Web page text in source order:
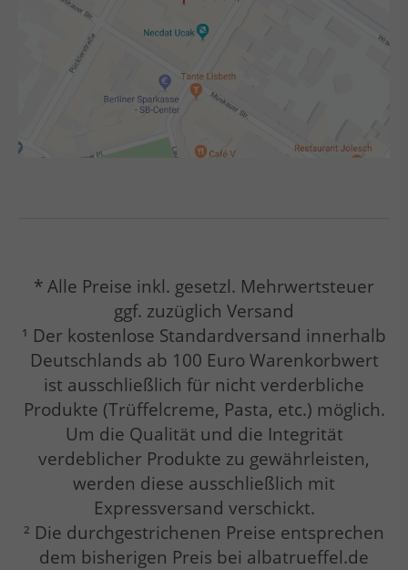
* Alle Preise inkl. gesetzl. Mehrwertsteuer
ggf. zuzüglich Versand
¹ Der kostenlose Standardversand innerhalb
Deutschlands ab 100 Euro Warenkorbwert
ist ausschließlich für nicht verderbliche
Produkte (Trüffelcreme, Pasta, etc.) möglich.
Um die Qualität und die Integrität
verdeblicher Produkte zu gewährleisten,
werden diese ausschließlich mit
Expressversand verschickt.
² Die durchgestrichenen Preise entsprechen
dem bisherigen Preis bei albatrueffel.de